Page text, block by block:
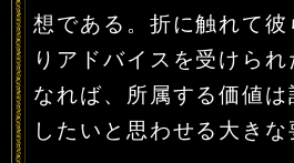
想である。折に触れて彼
りアドバイスを受けら
なれば、所属する価値は
したいと思わせる大きな